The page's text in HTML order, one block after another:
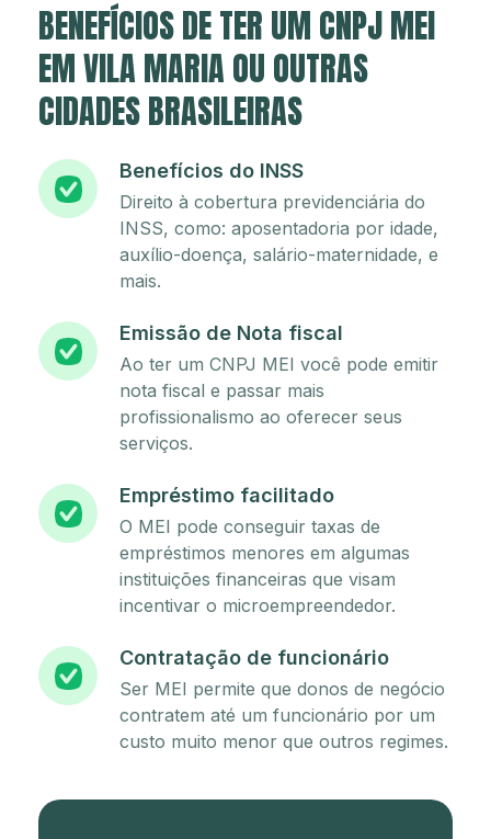
BENEFÍCIOS DE TER UM CNPJ MEI
EM VILA MARIA OU OUTRAS
CIDADES BRASILEIRAS
Benefícios do INSS
Direito à cobertura previdenciária do
INSS, como: aposentadoria por idade,
auxílio-doença, salário-maternidade, e
mais.
Emissão de Nota fiscal
Ao ter um CNPJ MEI você pode emitir
nota fiscal e passar mais
profissionalismo ao oferecer seus
serviços.
Empréstimo facilitado
O MEI pode conseguir taxas de
empréstimos menores em algumas
instituições financeiras que visam
incentivar o microempreendedor.
Contratação de funcionário
Ser MEI permite que donos de negócio
contratem até um funcionário por um
custo muito menor que outros regimes.